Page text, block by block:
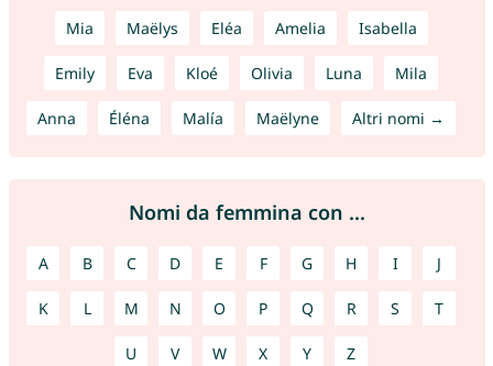
Mia Maëlys Eléa Amelia Isabella
Emily Eva Kloé Olivia Luna Mila
Anna Éléna Malía Maëlyne Altri nomi →
Nomi da femmina con ...
A B C D E F G H I J
K L M N O P Q R S T
U V W X Y Z